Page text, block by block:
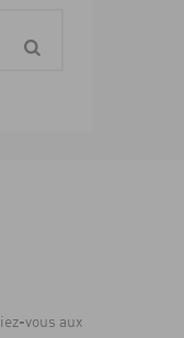
vous aux